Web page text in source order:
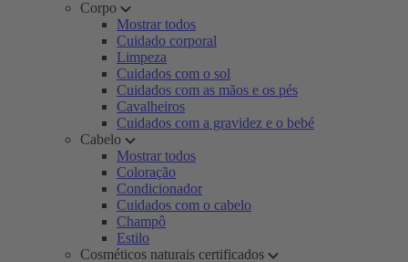
Corpo
Mostrar todos
Cuidado corporal
Limpeza
Cuidados com o sol
Cuidados com as mãos e os pés
Cavalheiros
Cuidados com a gravidez e o bebé
Cabelo
Mostrar todos
Coloração
Condicionador
Cuidados com o cabelo
Champô
Estilo
Cosméticos naturais certificados